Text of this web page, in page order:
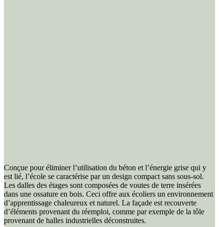
Conçue pour éliminer l’utilisation du béton et l’énergie grise qui y
est lié, l’école se caractérise par un design compact sans sous-sol.
Les dalles des étages sont composées de voutes de terre insérées
dans une ossature en bois. Ceci offre aux écoliers un environnement
d’apprentissage chaleureux et naturel. La façade est recouverte
d’éléments provenant du réemploi, comme par exemple de la tôle
provenant de halles industrielles déconstruites.